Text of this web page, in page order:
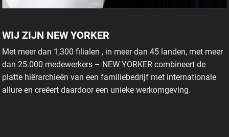
WIJ ZIJN NEW YORKER
Met meer dan 1,300 filialen , in meer dan 45 landen, met meer
dan 25.000 medewerkers – NEW YORKER combineert de
platte hiërarchieën van een familiebedrijf met internationale
allure en creëert daardoor een unieke werkomgeving.